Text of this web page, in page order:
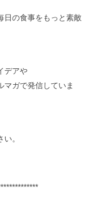
日の食事をもっと素敵
デアや
マガで発信していま
。